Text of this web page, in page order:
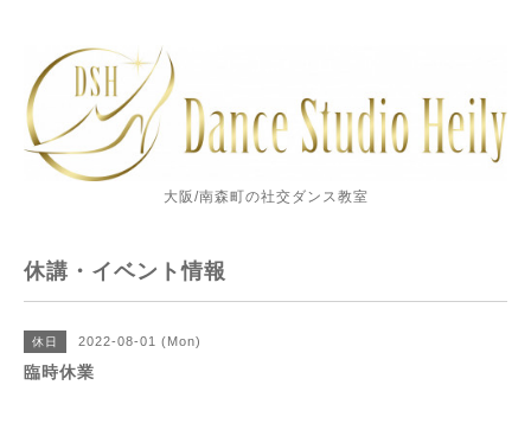
大阪/南森町の社交ダンス教室
休講・イベント情報
休日 2022-08-01 (Mon)
臨時休業